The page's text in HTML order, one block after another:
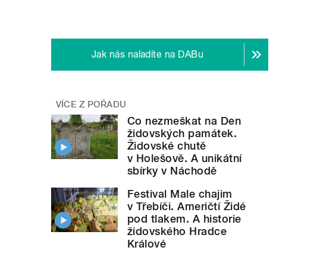
Jak nás naladíte na DABu
VÍCE Z POŘADU
Co nezmeškat na Den
židovských památek.
Židovské chutě
v Holešově. A unikátní
sbírky v Náchodě
Festival Male chajim
v Třebíči. Američtí Židé
pod tlakem. A historie
židovského Hradce
Králové